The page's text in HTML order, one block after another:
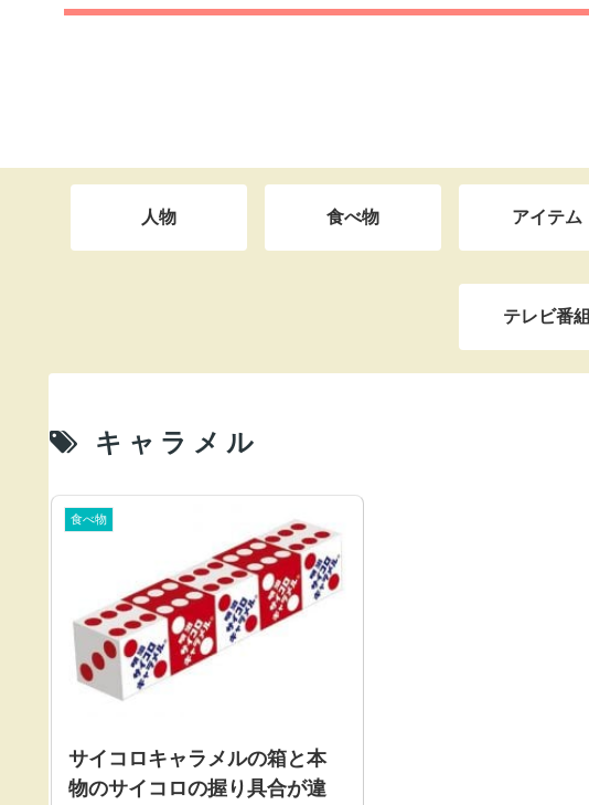
人物 食べ物 アイテム
テレビ番組
キャラメル
食べ物
サイコロキャラメルの箱と本
物のサイコロの握り具合が違